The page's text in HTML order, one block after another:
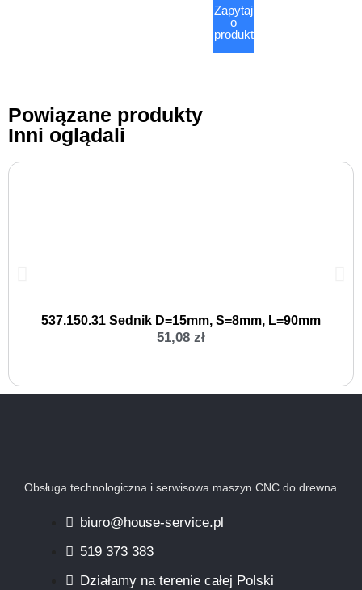
Zapytaj
o
produkt
Powiązane produkty
Inni oglądali
537.150.31 Sednik D=15mm, S=8mm, L=90mm
51,08 zł
Obsługa technologiczna i serwisowa maszyn CNC do drewna
biuro@house-service.pl
519 373 383
Działamy na terenie całej Polski